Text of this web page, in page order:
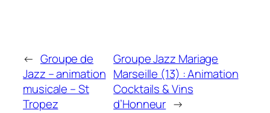
← Groupe de
Jazz – animation
musicale – St
Tropez
Groupe Jazz Mariage
Marseille (13) : Animation
Cocktails & Vins
d’Honneur →